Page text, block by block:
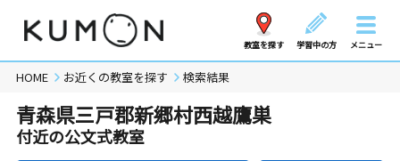
教室を探す 学習中の方 メニュー
HOME お近くの教室を探す 検索結果
青森県三戸郡新郷村西越鷹巣
付近の公文式教室